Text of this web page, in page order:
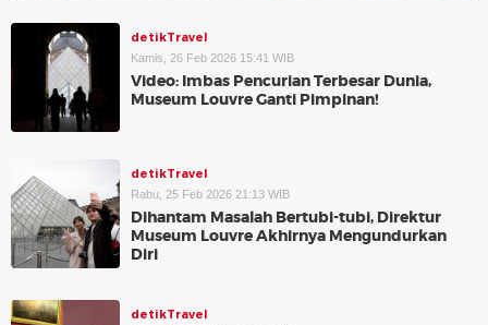
detikTravel
Kamis, 26 Feb 2026 15:41 WIB
Video: Imbas Pencurian Terbesar Dunia,
Museum Louvre Ganti Pimpinan!
detikTravel
Rabu, 25 Feb 2026 21:13 WIB
Dihantam Masalah Bertubi-tubi, Direktur
Museum Louvre Akhirnya Mengundurkan
Diri
detikTravel